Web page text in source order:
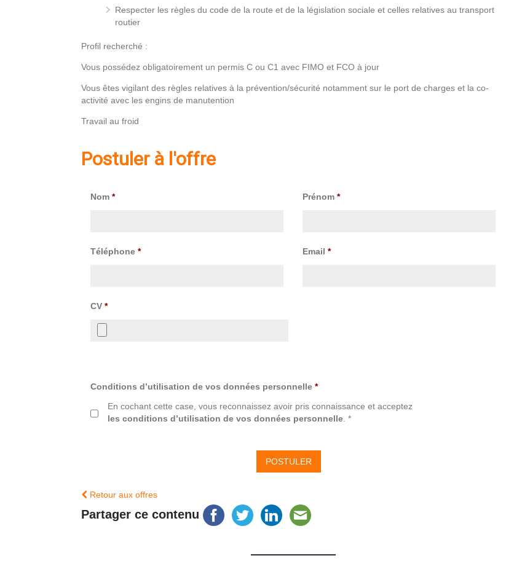
Respecter les règles du code de la route et de la législation sociale et celles relatives au transport
routier
Profil recherché :
Vous possédez obligatoirement un permis C ou C1 avec FIMO et FCO à jour
Vous êtes vigilant des règles relatives à la prévention/sécurité notamment sur le port de charges et la co-
activité avec les engins de manutention
Travail au froid
Postuler à l'offre
Nom * Prénom *
Téléphone * Email *
CV *
Conditions d’utilisation de vos données personnelle *
En cochant cette case, vous reconnaissez avoir pris connaissance et acceptez
les conditions d’utilisation de vos données personnelle . *
Retour aux offres
Partager ce contenu